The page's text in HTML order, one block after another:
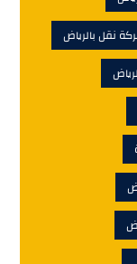
نقل بالرياض